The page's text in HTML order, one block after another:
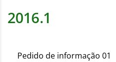
2016.1
Pedido de informação 01